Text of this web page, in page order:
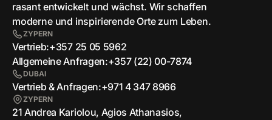
rasant entwickelt und wächst. Wir schaffen
moderne und inspirierende Orte zum Leben.
ZYPERN
Vertrieb:+357 25 05 5962
Allgemeine Anfragen:+357 (22) 00-7874
DUBAI
Vertrieb & Anfragen:+971 4 347 8966
ZYPERN
21 Andrea Kariolou, Agios Athanasios,